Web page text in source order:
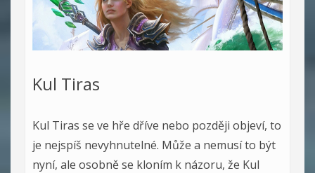
Kul Tiras
Kul Tiras se ve hře dříve nebo později objeví, to
je nejspíš nevyhnutelné. Může a nemusí to být
nyní, ale osobně se kloním k názoru, že Kul